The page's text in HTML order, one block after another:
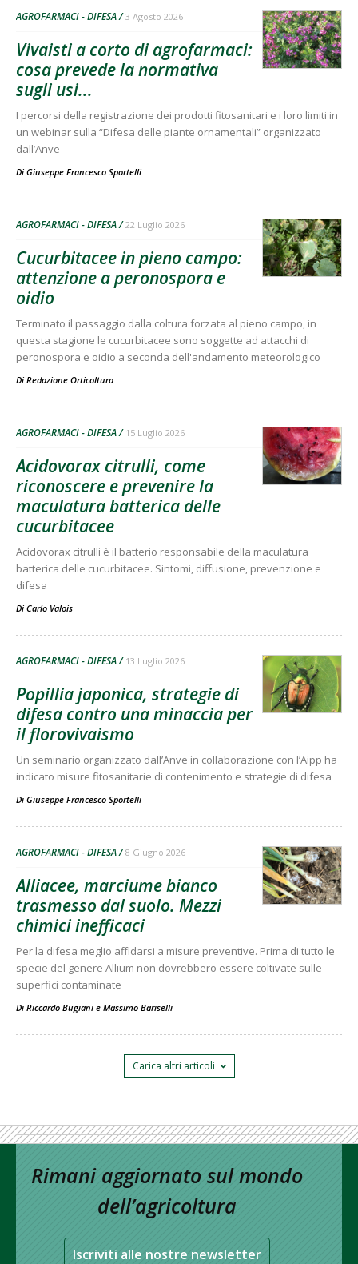
AGROFARMACI - DIFESA 3 Agosto 2026
Vivaisti a corto di agrofarmaci:
cosa prevede la normativa
sugli usi...
I percorsi della registrazione dei prodotti fitosanitari e i loro limiti in
un webinar sulla “Difesa delle piante ornamentali” organizzato
dall’Anve
Di Giuseppe Francesco Sportelli
AGROFARMACI - DIFESA 22 Luglio 2026
Cucurbitacee in pieno campo:
attenzione a peronospora e
oidio
Terminato il passaggio dalla coltura forzata al pieno campo, in
questa stagione le cucurbitacee sono soggette ad attacchi di
peronospora e oidio a seconda dell'andamento meteorologico
Di Redazione Orticoltura
AGROFARMACI - DIFESA 15 Luglio 2026
Acidovorax citrulli, come
riconoscere e prevenire la
maculatura batterica delle
cucurbitacee
Acidovorax citrulli è il batterio responsabile della maculatura
batterica delle cucurbitacee. Sintomi, diffusione, prevenzione e
difesa
Di Carlo Valois
AGROFARMACI - DIFESA 13 Luglio 2026
Popillia japonica, strategie di
difesa contro una minaccia per
il florovivaismo
Un seminario organizzato dall’Anve in collaborazione con l’Aipp ha
indicato misure fitosanitarie di contenimento e strategie di difesa
Di Giuseppe Francesco Sportelli
AGROFARMACI - DIFESA 8 Giugno 2026
Alliacee, marciume bianco
trasmesso dal suolo. Mezzi
chimici inefficaci
Per la difesa meglio affidarsi a misure preventive. Prima di tutto le
specie del genere Allium non dovrebbero essere coltivate sulle
superfici contaminate
Di Riccardo Bugiani e Massimo Bariselli
Carica altri articoli
Rimani aggiornato sul mondo
dell’agricoltura
Iscriviti alle nostre newsletter